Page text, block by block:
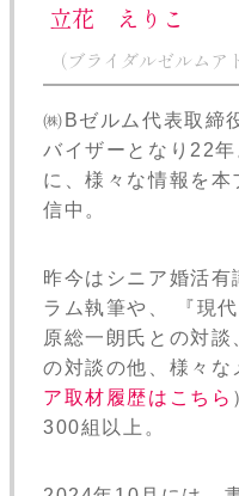
立花 えりこ
（ブライダルゼルムア
㈱Bゼルム代表取締
バイザーとなり22
に、様々な情報を
信中。
昨今はシニア婚活有
ラム執筆や、 『現
原総一朗氏との対談
の対談の他、様々な
ア取材履歴はこちら
300組以上。